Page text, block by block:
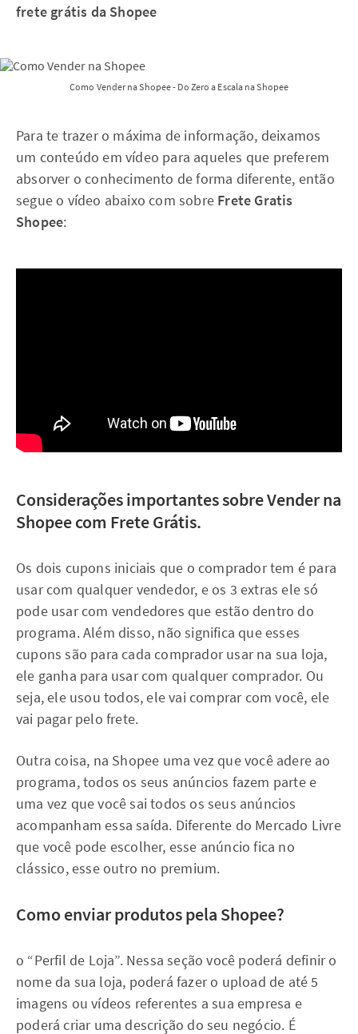
frete grátis da Shopee
Como Vender na Shopee - Do Zero a Escala na Shopee
Para te trazer o máxima de informação, deixamos
um conteúdo em vídeo para aqueles que preferem
absorver o conhecimento de forma diferente, então
segue o vídeo abaixo com sobre Frete Gratis
Shopee:
Considerações importantes sobre Vender na
Shopee com Frete Grátis.
Os dois cupons iniciais que o comprador tem é para
usar com qualquer vendedor, e os 3 extras ele só
pode usar com vendedores que estão dentro do
programa. Além disso, não significa que esses
cupons são para cada comprador usar na sua loja,
ele ganha para usar com qualquer comprador. Ou
seja, ele usou todos, ele vai comprar com você, ele
vai pagar pelo frete.
Outra coisa, na Shopee uma vez que você adere ao
programa, todos os seus anúncios fazem parte e
uma vez que você sai todos os seus anúncios
acompanham essa saída. Diferente do Mercado Livre
que você pode escolher, esse anúncio fica no
clássico, esse outro no premium.
Como enviar produtos pela Shopee?
o “Perfil de Loja”. Nessa seção você poderá definir o
nome da sua loja, poderá fazer o upload de até 5
imagens ou vídeos referentes a sua empresa e
poderá criar uma descrição do seu negócio. É